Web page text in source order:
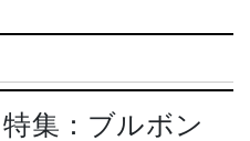
集：ブルボン